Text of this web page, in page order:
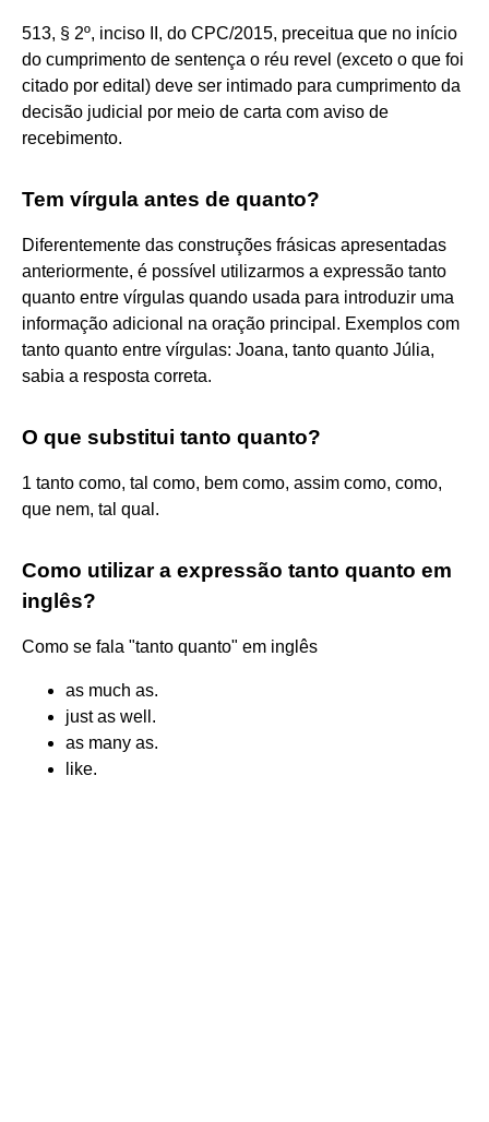
513, § 2º, inciso II, do CPC/2015, preceitua que no início
do cumprimento de sentença o réu revel (exceto o que foi
citado por edital) deve ser intimado para cumprimento da
decisão judicial por meio de carta com aviso de
recebimento.
Tem vírgula antes de quanto?
Diferentemente das construções frásicas apresentadas
anteriormente, é possível utilizarmos a expressão tanto
quanto entre vírgulas quando usada para introduzir uma
informação adicional na oração principal. Exemplos com
tanto quanto entre vírgulas: Joana, tanto quanto Júlia,
sabia a resposta correta.
O que substitui tanto quanto?
1 tanto como, tal como, bem como, assim como, como,
que nem, tal qual.
Como utilizar a expressão tanto quanto em
inglês?
Como se fala "tanto quanto" em inglês
as much as.
just as well.
as many as.
like.